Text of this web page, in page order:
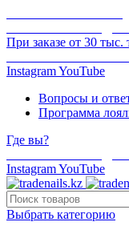
При заказе от 30 тыс.
InstagramYouTube
Вопросы и
Программа
Где вы?
InstagramYouTube
Выбрать категорию